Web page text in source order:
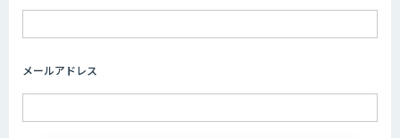
ライフサイエンスDX/AIソリューション
IMACEL
メールアドレス